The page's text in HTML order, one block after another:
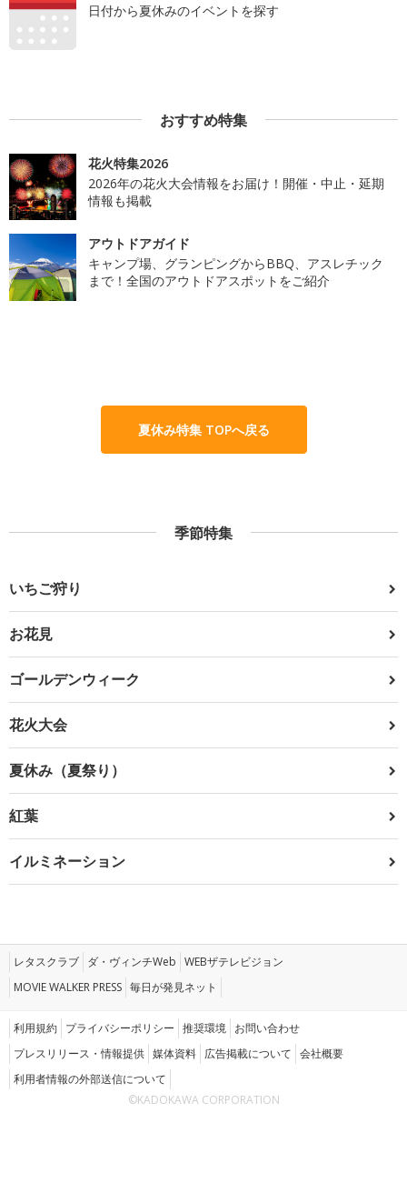
日付から夏休みのイベントを探す
おすすめ特集
花火特集2026
2026年の花火大会情報をお届け！開催・中止・延期
情報も掲載
アウトドアガイド
キャンプ場、グランピングからBBQ、アスレチック
まで！全国のアウトドアスポットをご紹介
夏休み特集 TOPへ戻る
季節特集
いちご狩り
お花見
ゴールデンウィーク
花火大会
夏休み（夏祭り）
紅葉
イルミネーション
レタスクラブ ダ・ヴィンチWeb WEBザテレビジョン
MOVIE WALKER PRESS 毎日が発見ネット
利用規約 プライバシーポリシー 推奨環境 お問い合わせ
プレスリリース・情報提供 媒体資料 広告掲載について 会社概要
利用者情報の外部送信について
©KADOKAWA CORPORATION